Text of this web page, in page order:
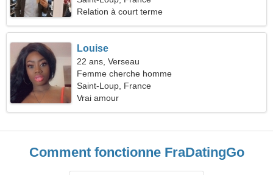
Relation à court terme
Louise
22 ans, Verseau
Femme cherche homme
Saint-Loup, France
Vrai amour
Comment fonctionne FraDatingGo